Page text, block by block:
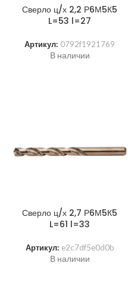
Сверло ц/х 2,2 Р6М5К5
L=53 l=27
Артикул: 0792f1921769
В наличии
Сверло ц/х 2,7 Р6М5К5
L=61 l=33
Артикул: e2c7df5e0d0b
В наличии